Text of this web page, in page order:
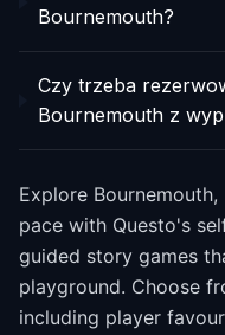
Bournemouth?
Czy trzeba
Bournemouth z
Explore
pace with Questo's
guided story games
playground. Choose
including player